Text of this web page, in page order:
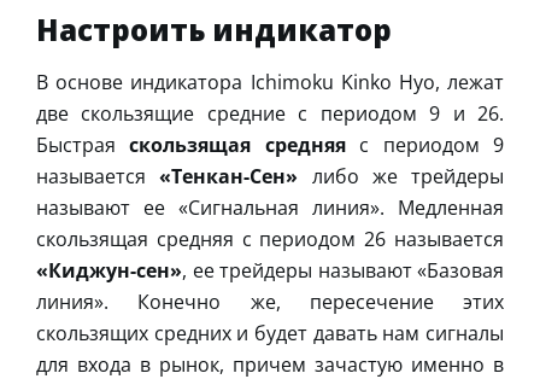
Настроить индикатор
В основе индикатора Ichimoku Kinko Hyo, лежат
две скользящие средние с периодом 9 и 26.
Быстрая скользящая средняяс периодом 9
называется«Тенкан-Сен» либо же трейдеры
называют ее «Сигнальная линия». Медленная
скользящая средняя с периодом 26 называется
«Киджун-сен», ее трейдеры называют «Базовая
линия». Конечно же, пересечение этих
скользящих средних и будет давать нам сигналы
для входа в рынок, причем зачастую именно в